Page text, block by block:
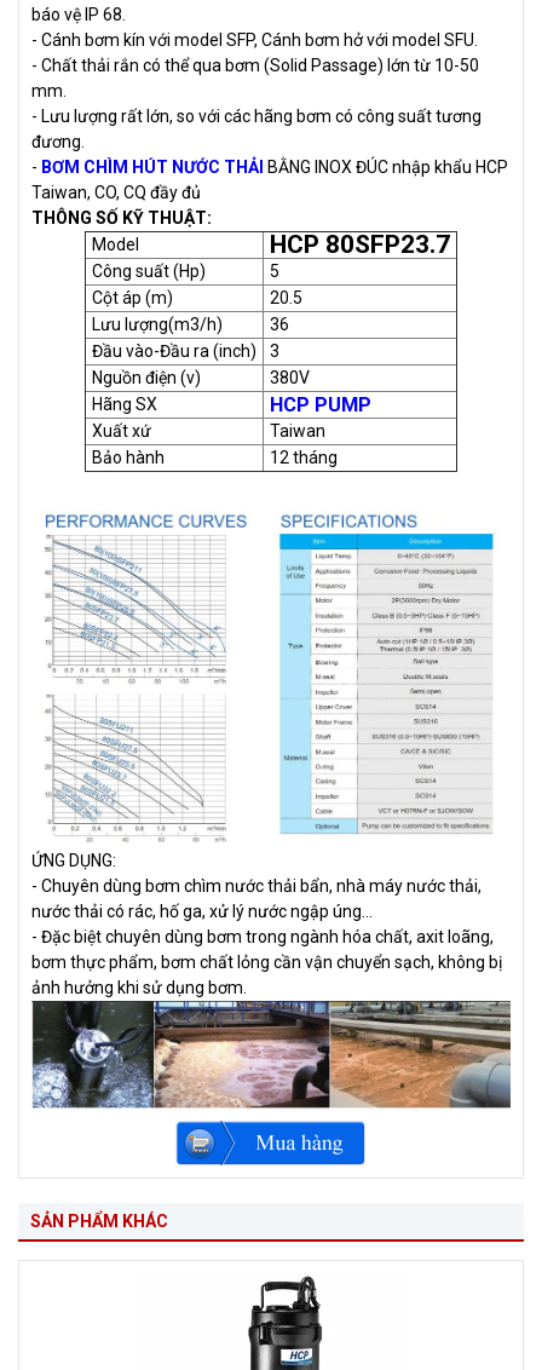
báo vệ IP 68.
- Cánh bơm kín với model SFP, Cánh bơm hở với model SFU.
- Chất thải rắn có thể qua bơm (Solid Passage) lớn từ 10-50
mm.
- Lưu lượng rất lớn, so với các hãng bơm có công suất tương
đương.
- BƠM CHÌM HÚT NƯỚC THẢI BẰNG INOX ĐÚC nhập khẩu HCP
Taiwan, CO, CQ đầy đủ
THÔNG SỐ KỸ THUẬT:
Model
HCP 80SFP23.7
Công suất (Hp)
5
Cột áp (m)
20.5
Lưu lượng(m3/h)
36
Đầu vào-Đầu ra (inch)
3
Nguồn điện (v)
380V
Hãng SX
HCP PUMP
Xuất xứ
Taiwan
Bảo hành
12 tháng
ỨNG DỤNG:
- Chuyên dùng bơm chìm nước thải bẩn, nhà máy nước thải,
nước thải có rác, hố ga, xử lý nước ngập úng...
- Đặc biệt chuyên dùng bơm trong ngành hóa chất, axit loãng,
bơm thực phẩm, bơm chất lỏng cần vận chuyển sạch, không bị
ảnh hưởng khi sử dụng bơm.
SẢN PHẨM KHÁC